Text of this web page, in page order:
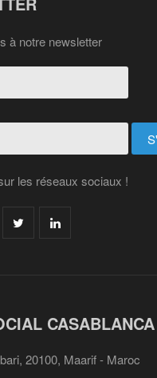
à notre newsletter
les réseaux sociaux !
CASABLANCA
20100, Maarif - Maroc